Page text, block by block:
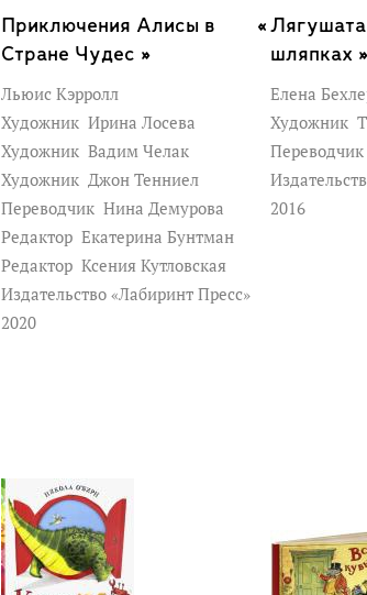
Приключения Алисы в
Стране Чудес »
Льюис Кэрролл
Художник Ирина Лосева
Художник Вадим Челак
Художник Джон Тенниел
Переводчик Нина Демурова
Редактор Екатерина Бунтман
Редактор Ксения Кутловская
Издательство «Лабиринт Пресс»
2020
шляпках »
Елена
Художник
Переводчик
2016